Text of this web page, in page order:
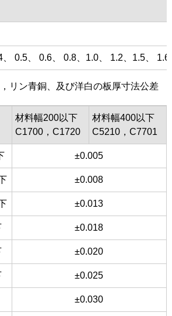
、 0.5、 0.6、 0.8、1.0、 1.2、1.5、 1.6
リン青銅、及び洋白の板厚寸法公差
材料幅200以下
C1700，C1720
材料幅400以下
C5210，C7701
±0.005
±0.008
±0.013
±0.018
±0.020
±0.025
±0.030